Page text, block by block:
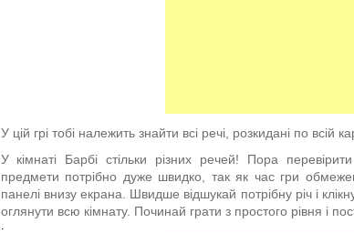
У цій грі тобі належить знайти всі речі, розкидані по всій
У кімнаті Барбі стільки різних речей! Пора
предмети потрібно дуже швидко, так як час гри
панелі внизу екрана. Швидше відшукай потрібну річ і
оглянути всю кімнату. Починай грати з простого рівня і
.